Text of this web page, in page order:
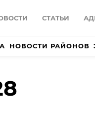
СТАТЬИ
НОВОСТИ РАЙОНОВ